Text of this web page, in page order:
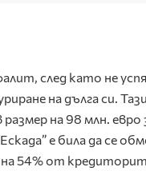
след като не
на дълга си.
на 98 млн. евро
е била да се
54% от